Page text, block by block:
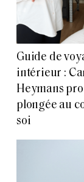
Guide de
intérieur :
Heymans
plongée au
soi